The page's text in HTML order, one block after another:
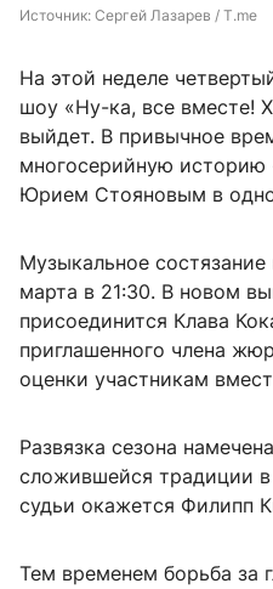
Источник: Сергей Лазарев / T.me
На этой неделе
шоу «Ну-ка, все вместе!
выйдет. В привычное
многосерийную
Юрием Стояновым в
Музыкальное
марта в 21:30. В новом
присоединится Клава
приглашенного члена
оценки участникам
Развязка сезона
сложившейся традиции в
судьи окажется Филипп
Тем временем борьба за